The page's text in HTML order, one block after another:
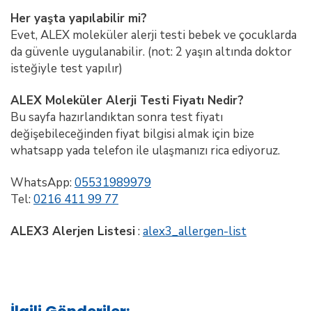
Her yaşta yapılabilir mi?
Evet, ALEX moleküler alerji testi bebek ve çocuklarda
da güvenle uygulanabilir. (not: 2 yaşın altında doktor
isteğiyle test yapılır)
ALEX Moleküler Alerji Testi Fiyatı Nedir?
Bu sayfa hazırlandıktan sonra test fiyatı
değişebileceğinden fiyat bilgisi almak için bize
whatsapp yada telefon ile ulaşmanızı rica ediyoruz.
WhatsApp: 05531989979
Tel: 0216 411 99 77
ALEX3 Alerjen Listesi: alex3_allergen-list